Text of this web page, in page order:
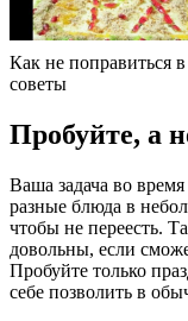
Как не поправиться
советы
Пробуйте, а
Ваша задача во время
разные блюда в
чтобы не переесть.
довольны, если
Пробуйте только
себе позволить в